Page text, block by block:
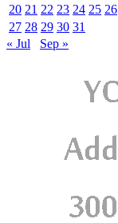
20 21 22 23 24 25 26
27 28 29 30 31
« Jul
Sep »